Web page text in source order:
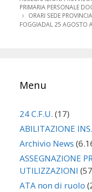
PRIMARIA PERSONALE
ORARI SEDE
FOGGIADAL 25 AGOSTO
Menu
24 C.F.U. (17)
ABILITAZIONE
Archivio News
ASSEGNAZIONE
UTILIZZAZIONI
ATA non di ruolo